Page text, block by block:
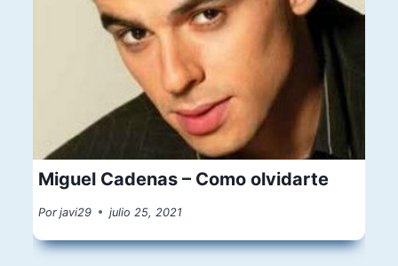
Miguel Cadenas – Como olvidarte
Por javi29 julio 25, 2021